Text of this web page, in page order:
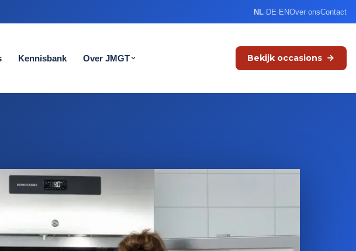
NL·DE·ENOver onsContact
Kennisbank Over JMGT Bekijk occasions